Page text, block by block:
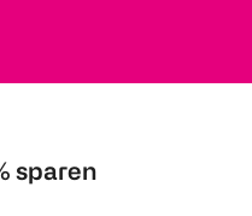
sparen